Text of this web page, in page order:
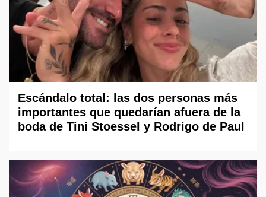
Escándalo total: las dos personas más
importantes que quedarían afuera de la
boda de Tini Stoessel y Rodrigo de Paul